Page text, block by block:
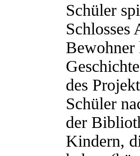
Schüler
Schlosses
Bewohner
des
Schüler
der
Kindern,